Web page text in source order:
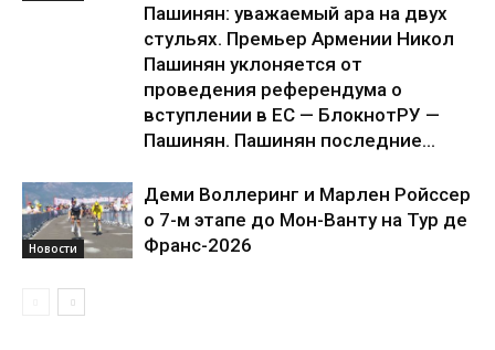
Пашинян: уважаемый ара на двух
стульях. Премьер Армении Никол
Пашинян уклоняется от
проведения референдума о
вступлении в ЕС — БлокнотРУ —
Пашинян. Пашинян последние...
Новости
Деми Воллеринг и Марлен Ройссер
о 7-м этапе до Мон-Ванту на Тур де
Франс-2026